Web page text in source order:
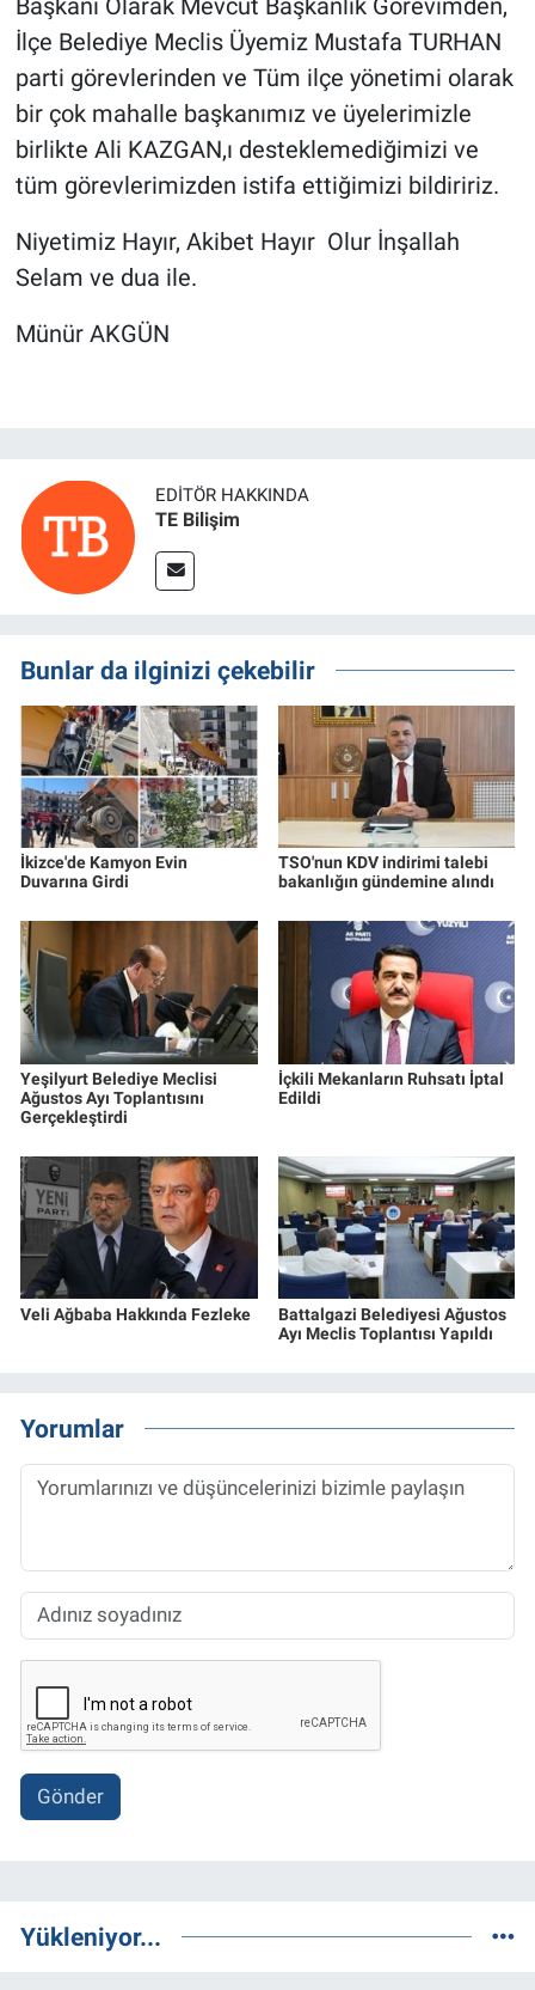
Başkanı Olarak Mevcut Başkanlık Görevimden,
İlçe Belediye Meclis Üyemiz Mustafa TURHAN
parti görevlerinden ve Tüm ilçe yönetimi olarak
bir çok mahalle başkanımız ve üyelerimizle
birlikte Ali KAZGAN,ı desteklemediğimizi ve
tüm görevlerimizden istifa ettiğimizi bildiririz.
Niyetimiz Hayır, Akibet Hayır Olur İnşallah
Selam ve dua ile.
Münür AKGÜN
EDITÖR HAKKINDA
TE Bilişim
Bunlar da ilginizi çekebilir
İkizce'de Kamyon Evin
Duvarına Girdi
TSO'nun KDV indirimi talebi
bakanlığın gündemine alındı
Yeşilyurt Belediye Meclisi
Ağustos Ayı Toplantısını
Gerçekleştirdi
İçkili Mekanların Ruhsatı İptal
Edildi
Veli Ağbaba Hakkında Fezleke
Battalgazi Belediyesi Ağustos
Ayı Meclis Toplantısı Yapıldı
Yorumlar
Gönder
Yükleniyor...